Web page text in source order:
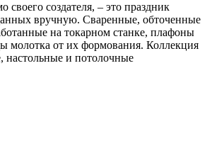
своего создателя, – это праздник
вручную. Сваренные, обточенные
на токарном станке, плафоны
молотка от их формования. Коллекция
настольные и потолочные